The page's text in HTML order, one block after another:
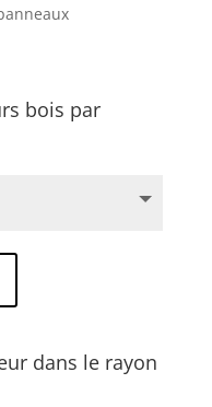
bois par
dans le rayon